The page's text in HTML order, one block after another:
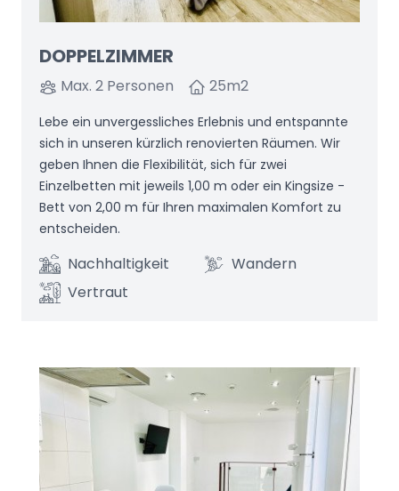
DOPPELZIMMER
Max. 2 Personen 25m2
Lebe ein unvergessliches Erlebnis und entspannte
sich in unseren kürzlich renovierten Räumen. Wir
geben Ihnen die Flexibilität, sich für zwei
Einzelbetten mit jeweils 1,00 m oder ein Kingsize -
Bett von 2,00 m für Ihren maximalen Komfort zu
entscheiden.
Nachhaltigkeit
Wandern
Vertraut